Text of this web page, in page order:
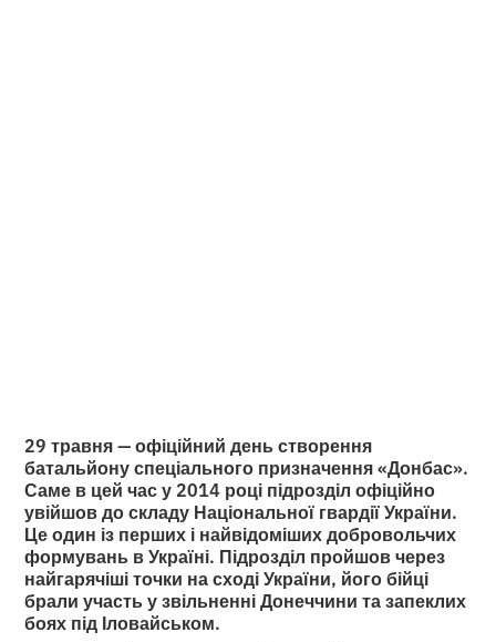
29 травня — офіційний день створення
батальйону спеціального призначення «Донбас».
Саме в цей час у 2014 році підрозділ офіційно
увійшов до складу Національної гвардії України.
Це один із перших і найвідоміших добровольчих
формувань в Україні. Підрозділ пройшов через
найгарячіші точки на сході України, його бійці
брали участь у звільненні Донеччини та запеклих
боях під Іловайськом.